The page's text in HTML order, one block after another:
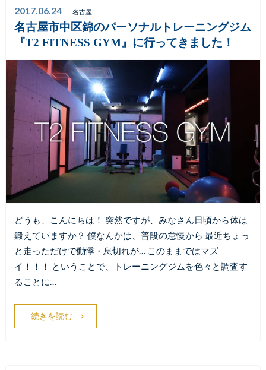
2017.06.24 名古屋
名古屋市中区錦のパーソナルトレーニングジム
『T2 FITNESS GYM』に行ってきました！
どうも、こんにちは！ 突然ですが、みなさん日頃から体は
鍛えていますか？ 僕なんかは、普段の怠慢から 最近ちょっ
と走っただけで動悸・息切れが… このままではマズ
イ！！！ ということで、トレーニングジムを色々と調査す
ることに…
続きを読む